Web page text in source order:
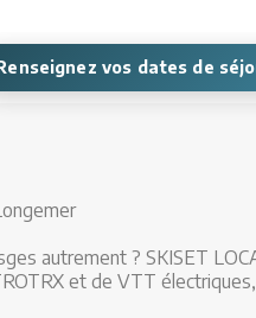
vos dates de
autrement ? SKISET
et de VTT